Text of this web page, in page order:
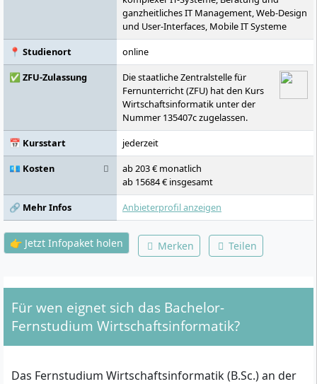
BWL-Grundlagen, Mathematik für
Wirtschaftsinformatiker, Integrierte
Projektwerkstatt 1, Datenbanken,
Geschäftsprozesse und
Anwendungssysteme, Grundlagen zu
Betriebssystemen und Netzwerken,
Programmieren in Java 1,
Volkswirtschaftslehre und Recht, Integrierte
Projektwerkstatt 2, Statistik, Organisation
und IT, Klassisches und agiles
Projektmanagement, Cloud computing und
Virtualisierung, Anwendung von KI in
Wirtschaft und Gesellschaft, Integrierte
Projektwerkstatt 3, Formale Methoden der
Informatik, Beratungsinstrumente,
Business Analytics, IT-
Sicherheit/Cybersecurity, Projekt, Bachelor-
Thesiskolleg, Bachelorarbeit
ganzheitliches IT Management, Web-Design
und User-Interfaces, Mobile IT Systeme
📍 Studienort
online
✅ ZFU-Zulassung
Die staatliche Zentralstelle für
Fernunterricht (ZFU) hat den Kurs
Wirtschaftsinformatik unter der
Nummer 135407c zugelassen.
📅 Kursstart
jederzeit
💶 Kosten
ab 203 € monatlich
ab 15684 € insgesamt
🔗 Mehr Infos
Anbieterprofil anzeigen
👉 Jetzt Infopaket holen Merken Teilen
Für wen eignet sich das Bachelor-
Fernstudium Wirtschaftsinformatik?
Das Fernstudium Wirtschaftsinformatik (B.Sc.) an der